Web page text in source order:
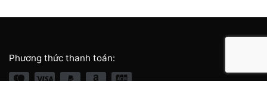
Phương thức thanh toán: